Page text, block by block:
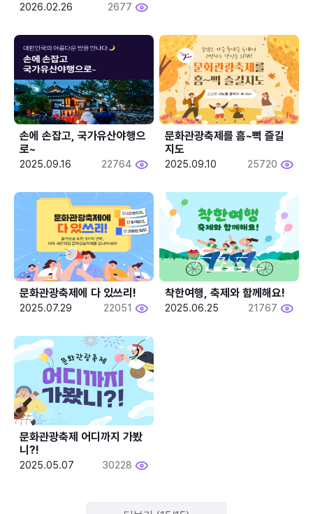
2026.02.26 2677
손에 손잡고, 국가유산야행으
로~
2025.09.16 22764
문화관광축제를 흠~뻑 즐길
지도
2025.09.10 25720
문화관광축제에 다 있쓰리!
2025.07.29 22051
착한여행, 축제와 함께해요!
2025.06.25 21767
문화관광축제 어디까지 가봤
니?!
2025.05.07 30228